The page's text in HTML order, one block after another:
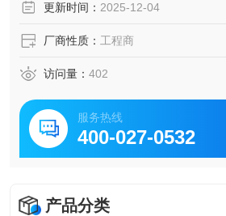
更新时间： 2025-12-04
厂商性质： 工程商
访问量： 402
服务热线
400-027-0532
产品分类